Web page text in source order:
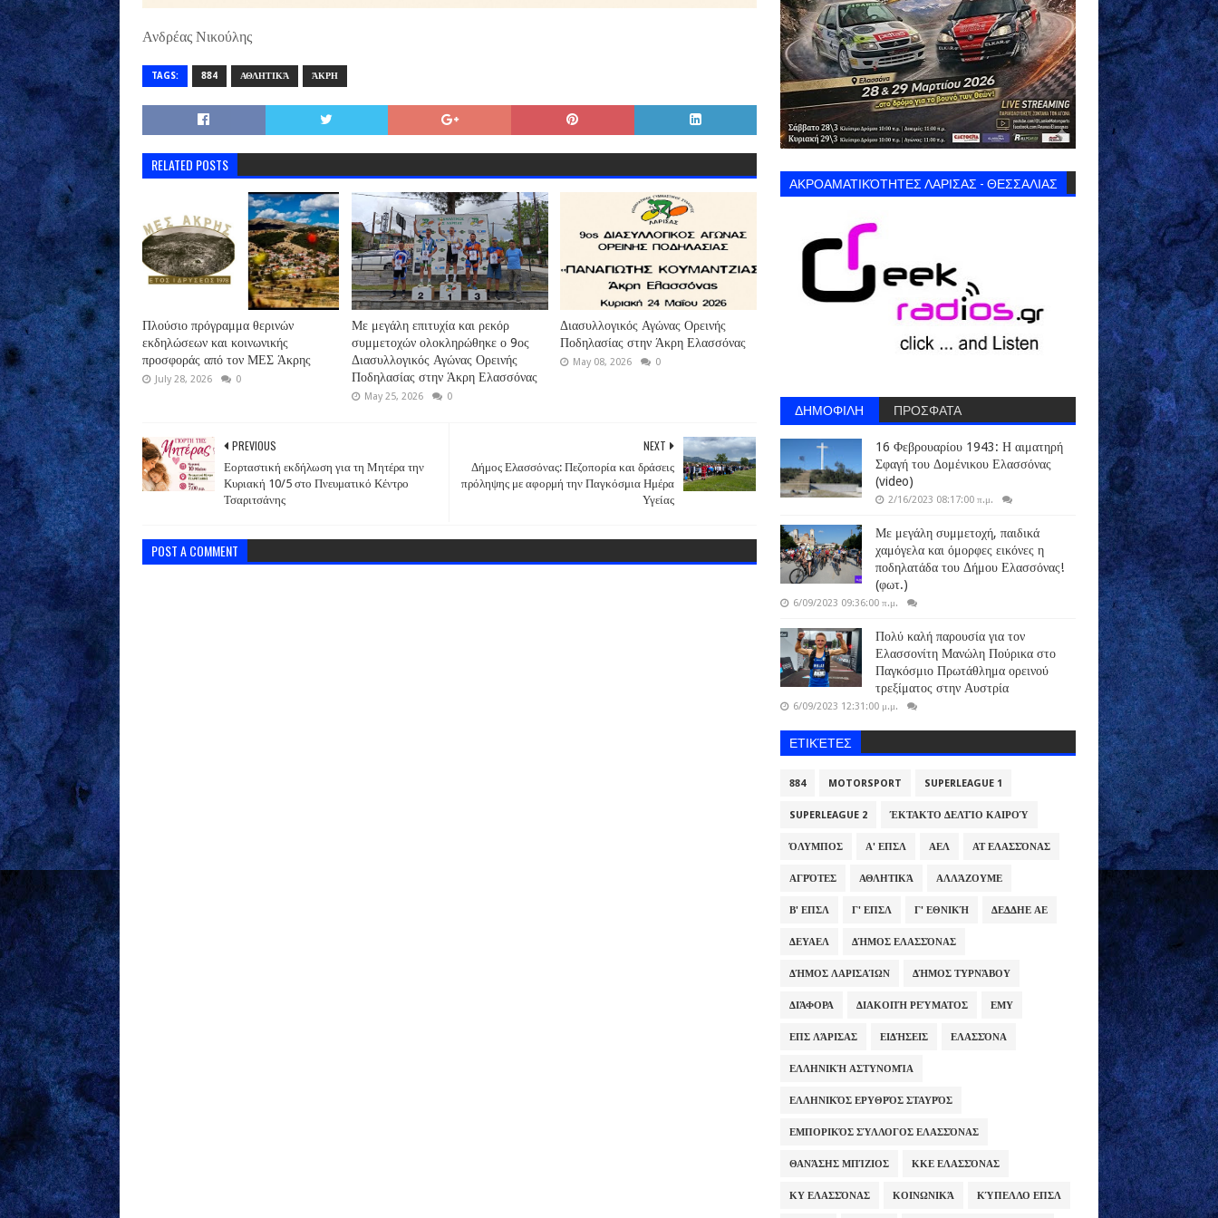
Ανδρέας Νικούλης
TAGS: 884 ΑΘΛΗΤΙΚΆ ΆΚΡΗ
RELATED POSTS
Πλούσιο πρόγραμμα θερινών
εκδηλώσεων και κοινωνικής
προσφοράς από τον ΜΕΣ Άκρης
July 28, 2026 0
Με μεγάλη επιτυχία και ρεκόρ
συμμετοχών ολοκληρώθηκε ο 9ος
Διασυλλογικός Αγώνας Ορεινής
Ποδηλασίας στην Άκρη Ελασσόνας
May 25, 2026 0
Διασυλλογικός Αγώνας Ορεινής
Ποδηλασίας στην Άκρη Ελασσόνας
May 08, 2026 0
NEXT
Δήμος Ελασσόνας: Πεζοπορία και δράσεις
πρόληψης με αφορμή την Παγκόσμια Ημέρα
Υγείας
PREVIOUS
Εορταστική εκδήλωση για τη Μητέρα την
Κυριακή 10/5 στο Πνευματικό Κέντρο
Τσαριτσάνης
POST A COMMENT
ΑΚΡΟΑΜΑΤΙΚΌΤΗΤΕΣ ΛΑΡΙΣΑΣ - ΘΕΣΣΑΛΙΑΣ
ΔΗΜΟΦΙΛΗ ΠΡΟΣΦΑΤΑ
16 Φεβρουαρίου 1943: Η αιματηρή
Σφαγή του Δομένικου Ελασσόνας
(video)
2/16/2023 08:17:00 π.μ.
Με μεγάλη συμμετοχή, παιδικά
χαμόγελα και όμορφες εικόνες η
ποδηλατάδα του Δήμου Ελασσόνας!
(φωτ.)
6/09/2023 09:36:00 π.μ.
Πολύ καλή παρουσία για τον
Ελασσονίτη Μανώλη Πούρικα στο
Παγκόσμιο Πρωτάθλημα ορεινού
τρεξίματος στην Αυστρία
6/09/2023 12:31:00 μ.μ.
ΕΤΙΚΈΤΕΣ
884 MOTORSPORT SUPERLEAGUE 1
SUPERLEAGUE 2 ΈΚΤΑΚΤΟ ΔΕΛΤΊΟ ΚΑΙΡΟΎ
ΌΛΥΜΠΟΣ Α' ΕΠΣΛ ΑΕΛ ΑΤ ΕΛΑΣΣΌΝΑΣ
ΑΓΡΌΤΕΣ ΑΘΛΗΤΙΚΆ ΑΛΛΆΖΟΥΜΕ
Β' ΕΠΣΛ Γ' ΕΠΣΛ Γ' ΕΘΝΙΚΉ ΔΕΔΔΗΕ ΑΕ
ΔΕΥΑΕΛ ΔΉΜΟΣ ΕΛΑΣΣΌΝΑΣ
ΔΉΜΟΣ ΛΑΡΙΣΑΊΩΝ ΔΉΜΟΣ ΤΥΡΝΆΒΟΥ
ΔΙΆΦΟΡΑ ΔΙΑΚΟΠΉ ΡΕΎΜΑΤΟΣ ΕΜΥ
ΕΠΣ ΛΆΡΙΣΑΣ ΕΙΔΉΣΕΙΣ ΕΛΑΣΣΌΝΑ
ΕΛΛΗΝΙΚΉ ΑΣΤΥΝΟΜΊΑ
ΕΛΛΗΝΙΚΌΣ ΕΡΥΘΡΌΣ ΣΤΑΥΡΌΣ
ΕΜΠΟΡΙΚΌΣ ΣΎΛΛΟΓΟΣ ΕΛΑΣΣΌΝΑΣ
ΘΑΝΆΣΗΣ ΜΠΊΖΙΟΣ ΚΚΕ ΕΛΑΣΣΌΝΑΣ
ΚΥ ΕΛΑΣΣΌΝΑΣ ΚΟΙΝΩΝΙΚΆ ΚΎΠΕΛΛΟ ΕΠΣΛ